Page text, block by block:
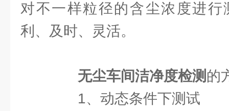
对不一样粒径的含尘浓度进
利、及时、灵活。
无尘车间洁净度检测 的
1、动态条件下测试